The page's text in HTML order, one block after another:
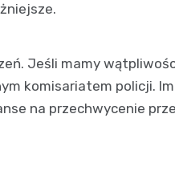
Jeśli mamy
komisariatem policji.
na przechwycenie